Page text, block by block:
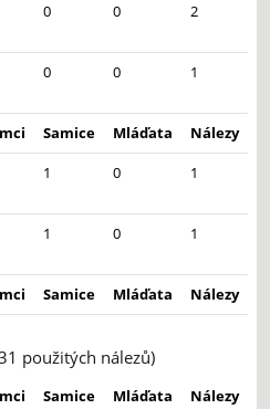
0 0 2
0 0 1
Samice Mláďata
Nálezy
1 0 1
1 0 1
Samice Mláďata Nálezy
použitých nálezů)
Samice Mláďata Nálezy